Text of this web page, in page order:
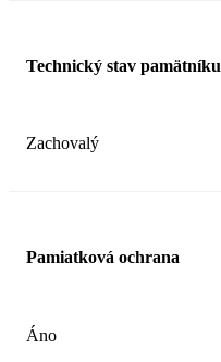
Technický stav pamätníku
Zachovalý
Pamiatková ochrana
Áno